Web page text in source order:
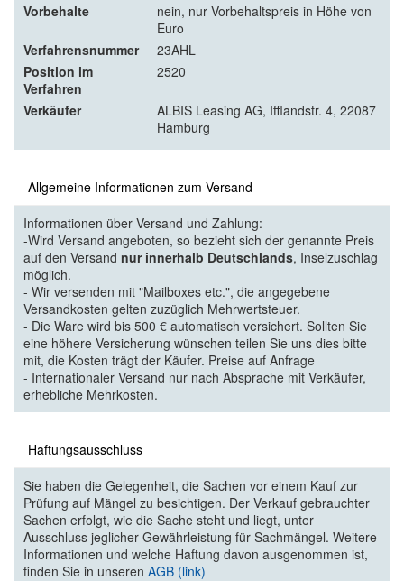
Vorbehalte
nein, nur Vorbehaltspreis in Höhe von
Euro
Verfahrensnummer
23AHL
Position im
Verfahren
2520
Verkäufer
ALBIS Leasing AG, Ifflandstr. 4, 22087
Hamburg
Allgemeine Informationen zum Versand
Informationen über Versand und Zahlung:
-Wird Versand angeboten, so bezieht sich der genannte Preis
auf den Versand nur innerhalb Deutschlands, Inselzuschlag
möglich.
- Wir versenden mit "Mailboxes etc.", die angegebene
Versandkosten gelten zuzüglich Mehrwertsteuer.
- Die Ware wird bis 500 € automatisch versichert. Sollten Sie
eine höhere Versicherung wünschen teilen Sie uns dies bitte
mit, die Kosten trägt der Käufer. Preise auf Anfrage
- Internationaler Versand nur nach Absprache mit Verkäufer,
erhebliche Mehrkosten.
Haftungsausschluss
Sie haben die Gelegenheit, die Sachen vor einem Kauf zur
Prüfung auf Mängel zu besichtigen. Der Verkauf gebrauchter
Sachen erfolgt, wie die Sache steht und liegt, unter
Ausschluss jeglicher Gewährleistung für Sachmängel. Weitere
Informationen und welche Haftung davon ausgenommen ist,
finden Sie in unseren AGB (link)